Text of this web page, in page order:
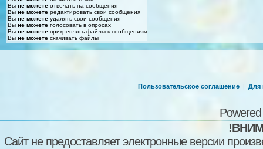
Вы не можете отвечать на сообщения
Вы не можете редактировать свои сообщения
Вы не можете удалять свои сообщения
Вы не можете голосовать в опросах
Вы не можете прикреплять файлы к сообщениям
Вы не можете скачивать файлы
Пользовательское соглашение | Для
Сайт не предоставляет электронные версии